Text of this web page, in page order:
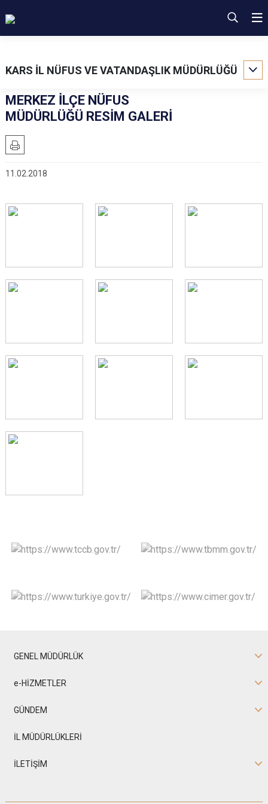
KARS İL NÜFUS VE VATANDAŞLIK MÜDÜRLÜĞÜ
MERKEZ İLÇE NÜFUS
MÜDÜRLÜĞÜ RESİM GALERİ
11.02.2018
GENEL MÜDÜRLÜK
e-HİZMETLER
GÜNDEM
İL MÜDÜRLÜKLERİ
İLETİŞİM